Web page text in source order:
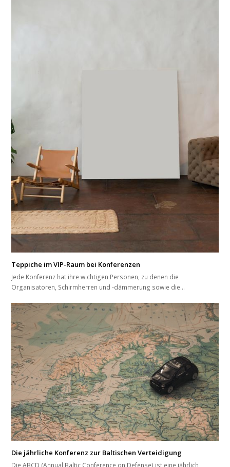
Teppiche im VIP-Raum bei Konferenzen
Jede Konferenz hat ihre wichtigen Personen, zu denen die
Organisatoren, Schirmherren und -dämmerung sowie die…
Die jährliche Konferenz zur Baltischen Verteidigung